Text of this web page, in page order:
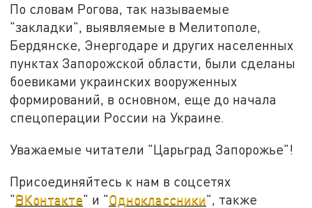
По словам Рогова, так называемые
"закладки", выявляемые в Мелитополе,
Бердянске, Энергодаре и других населенных
пунктах Запорожской области, были сделаны
боевиками украинских вооруженных
формирований, в основном, еще до начала
спецоперации России на Украине.
Уважаемые читатели "Царьград Запорожье"!
Присоединяйтесь к нам в соцсетях
"ВКонтакте" и "Одноклассники", также